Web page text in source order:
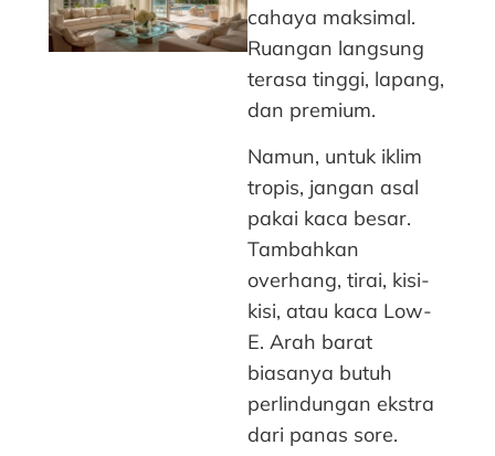
cahaya maksimal.
Ruangan langsung
terasa tinggi, lapang,
dan premium.
Namun, untuk iklim
tropis, jangan asal
pakai kaca besar.
Tambahkan
overhang, tirai, kisi-
kisi, atau kaca Low-
E. Arah barat
biasanya butuh
perlindungan ekstra
dari panas sore.